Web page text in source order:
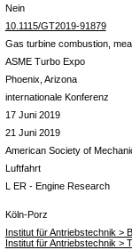
Nein
10.1115/GT2019-91879
Gas turbine combustion,
ASME Turbo Expo
Phoenix, Arizona
internationale Konferenz
17 Juni 2019
21 Juni 2019
American Society of
Luftfahrt
L ER - Engine Research
Köln-Porz
Institut für Antriebstechnik >
Institut für Antriebstechnik >